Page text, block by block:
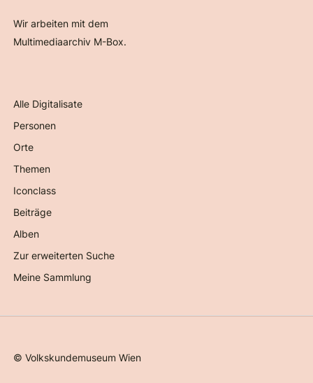
Wir arbeiten mit dem
Multimediaarchiv M-Box.
Alle Digitalisate
Personen
Orte
Themen
Iconclass
Beiträge
Alben
Zur erweiterten Suche
Meine Sammlung
©Volkskundemuseum Wien